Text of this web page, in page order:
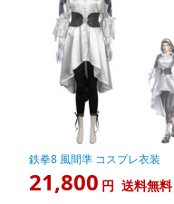
鉄拳8 風間準 コスプレ衣装
21,800 円 送料無料